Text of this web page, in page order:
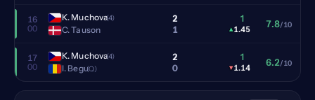
16
00
K. Muchova(4)
C. Tauson
2
1
1
▴1.45 7.8/10
17
00
K. Muchova(4)
I. Begu(Q)
2
0
1
▾1.14 6.2/10